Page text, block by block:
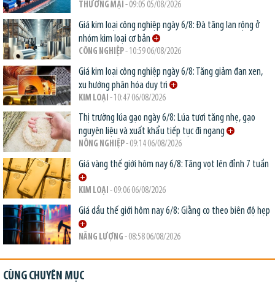
THƯƠNG MẠI - 09:05 05/08/2026
Giá kim loại công nghiệp ngày 6/8: Đà tăng lan rộng ở
nhóm kim loại cơ bản
CÔNG NGHIỆP- 10:59 06/08/2026
Giá kim loại công nghiệp ngày 6/8: Tăng giảm đan xen,
xu hướng phân hóa duy trì
KIM LOẠI - 10:47 06/08/2026
Thị trường lúa gạo ngày 6/8: Lúa tươi tăng nhẹ, gạo
nguyên liệu và xuất khẩu tiếp tục đi ngang
NÔNG NGHIỆP- 09:14 06/08/2026
Giá vàng thế giới hôm nay 6/8: Tăng vọt lên đỉnh 7 tuần
KIM LOẠI - 09:06 06/08/2026
Giá dầu thế giới hôm nay 6/8: Giằng co theo biên độ hẹp
NĂNG LƯỢNG - 08:58 06/08/2026
CÙNG CHUYÊN MỤC